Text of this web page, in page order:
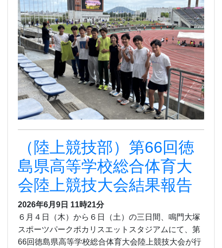
（陸上競技部）第66回徳
島県高等学校総合体育大
会陸上競技大会結果報告
2026年6月9日 11時21分
６月４日（木）から６ 日
（土）の三日間、鳴門大塚
スポーツパークポカリスエットスタジアムにて、第
66回徳島県高等学校総合体育大会陸上競技大会が行